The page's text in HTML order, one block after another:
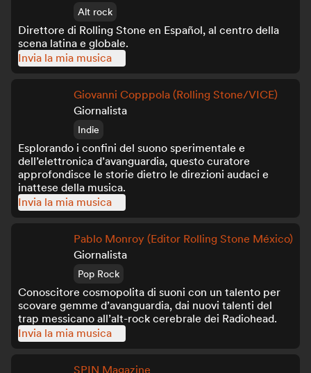
Alt rock
Direttore di Rolling Stone en Español, al centro della
scena latina e globale.
Invia la mia musica
Giovanni Copppola (Rolling Stone/VICE)
Giornalista
Indie
Esplorando i confini del suono sperimentale e
dell’elettronica d’avanguardia, questo curatore
approfondisce le storie dietro le direzioni audaci e
inattese della musica.
Invia la mia musica
Pablo Monroy (Editor Rolling Stone México)
Giornalista
Pop Rock
Conoscitore cosmopolita di suoni con un talento per
scovare gemme d’avanguardia, dai nuovi talenti del
trap messicano all’alt-rock cerebrale dei Radiohead.
Invia la mia musica
SPIN Magazine